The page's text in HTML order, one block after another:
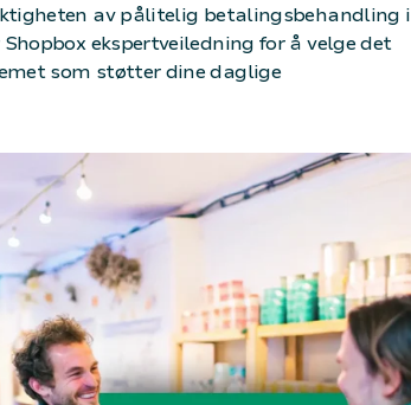
av pålitelig betalingsbehandling i
ekspertveiledning for å velge det
som støtter dine daglige